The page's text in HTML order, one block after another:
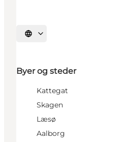
Vælg sprog
Byer og steder
Kattegat
Skagen
Læsø
Aalborg